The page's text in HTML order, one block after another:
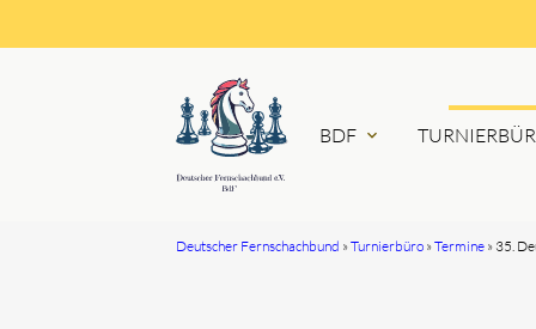
BDF expand_more
Deutscher Fernschachbund Turnierbüro Termine 35.